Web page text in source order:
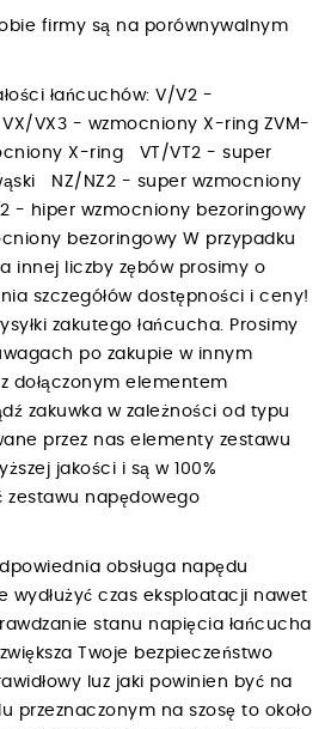
firmy są na porównywalnym
łańcuchów: V/V2 -
VX3 - wzmocniony X-ring ZVM-
X-ring VT/VT2 - super
NZ/NZ2 - super wzmocniony
- hiper wzmocniony bezoringowy
bezoringowy W przypadku
innej liczby zębów prosimy o
szczegółów dostępności i ceny!
zakutego łańcucha. Prosimy
po zakupie w innym
dołączonym elementem
zakuwka w zależności od typu
przez nas elementy zestawu
jakości i są w 100%
zestawu napędowego
obsługa napędu
wydłużyć czas eksploatacji nawet
stanu napięcia łańcucha
Twoje bezpieczeństwo
luz jaki powinien być na
przeznaczonym na szosę to około